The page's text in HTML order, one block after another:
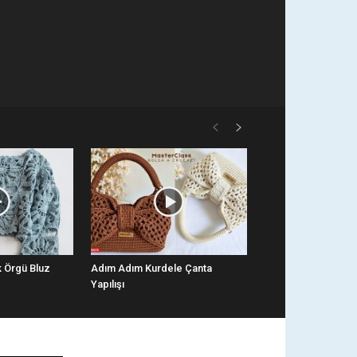
Örgü Bluz
Adım Adım Kurdele Çanta
Yapılışı